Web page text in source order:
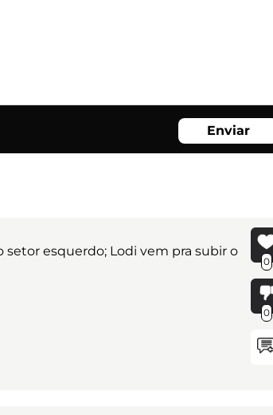
Enviar
esquerdo; Lodi vem pra subir o
0
0